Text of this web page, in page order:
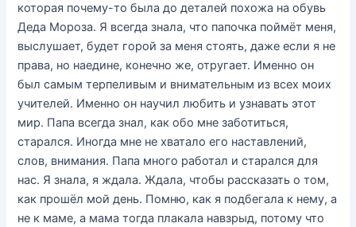
которая почему-то была до деталей похожа на обувь
Деда Мороза. Я всегда знала, что папочка поймёт меня,
выслушает, будет горой за меня стоять, даже если я не
права, но наедине, конечно же, отругает. Именно он
был самым терпеливым и внимательным из всех моих
учителей. Именно он научил любить и узнавать этот
мир. Папа всегда знал, как обо мне заботиться,
старался. Иногда мне не хватало его наставлений,
слов, внимания. Папа много работал и старался для
нас. Я знала, я ждала. Ждала, чтобы рассказать о том,
как прошёл мой день. Помню, как я подбегала к нему, а
не к маме, а мама тогда плакала навзрыд, потому что